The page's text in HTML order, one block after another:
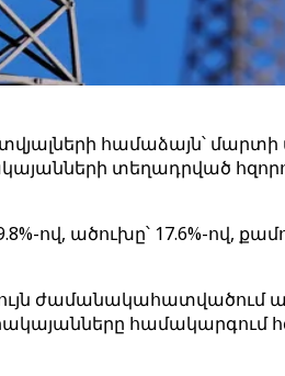
համաձայն՝ մարտի
տեղադրված
ով, ածուխը՝ 17.6%-ով,
ժամանակահատվածում
համակարգում